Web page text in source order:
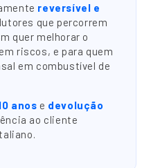
reversível e
que percorrem
quer melhorar o
riscos, e para quem
em combustível de
anos e devolução
ao cliente